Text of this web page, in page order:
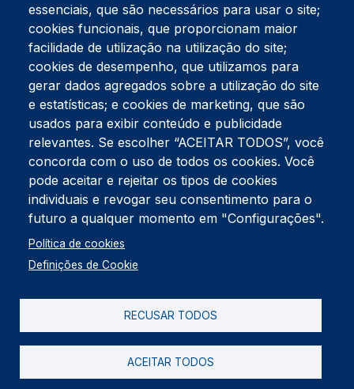
Tel:234 390 100Fax:234 390 100
Endereço Postal
Apartado 42
Rua Gil Eanes 31
3834-908 Gafanha da Nazaré
Estúdios
Rua Prior Guerra
Edifício do Centro Cultural da Gafanha da Nazaré
3830-556 Gafanha da Nazaré
Rodapé
Cookies
Política de Privacidade
essenciais, que são necessários para usar o site;
cookies funcionais, que proporcionam maior
facilidade de utilização na utilização do site;
cookies de desempenho, que utilizamos para
gerar dados agregados sobre a utilização do site
e estatísticas; e cookies de marketing, que são
usados para exibir conteúdo e publicidade
relevantes. Se escolher “ACEITAR TODOS”, você
concorda com o uso de todos os cookies. Você
pode aceitar e rejeitar os tipos de cookies
individuais e revogar seu consentimento para o
futuro a qualquer momento em "Configurações".
Política de cookies
Definições de Cookie
RECUSAR TODOS
ACEITAR TODOS